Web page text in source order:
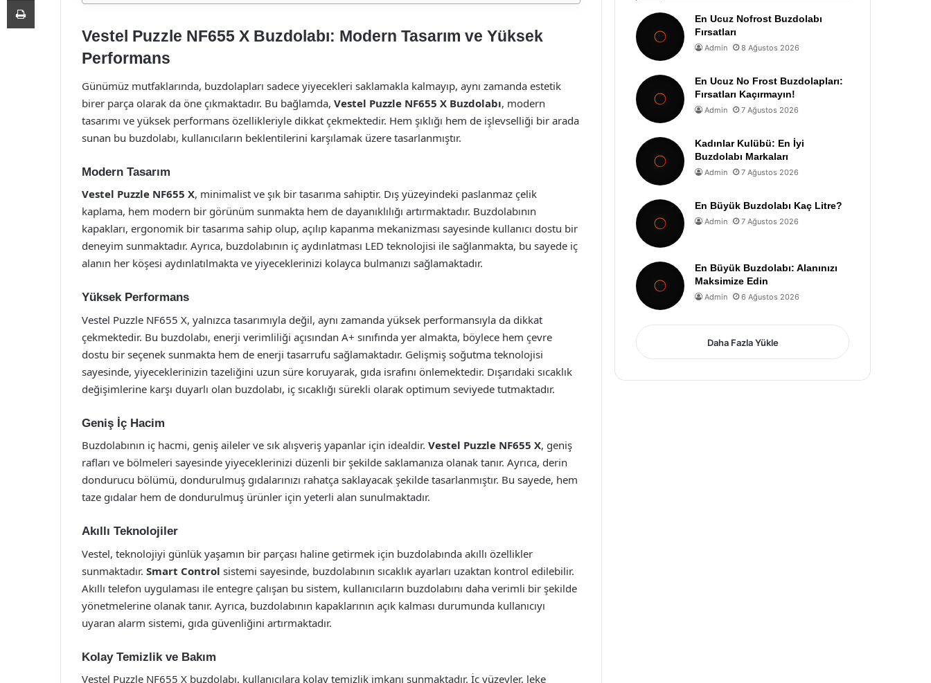
Vestel Puzzle NF655 X Buzdolabı: Modern Tasarım ve Yüksek
Performans
Günümüz mutfaklarında, buzdolapları sadece yiyecekleri saklamakla kalmayıp, aynı zamanda estetik
birer parça olarak da öne çıkmaktadır. Bu bağlamda, Vestel Puzzle NF655 X Buzdolabı, modern
tasarımı ve yüksek performans özellikleriyle dikkat çekmektedir. Hem şıklığı hem de işlevselliği bir arada
sunan bu buzdolabı, kullanıcıların beklentilerini karşılamak üzere tasarlanmıştır.
Modern Tasarım
Vestel Puzzle NF655 X, minimalist ve şık bir tasarıma sahiptir. Dış yüzeyindeki paslanmaz çelik
kaplama, hem modern bir görünüm sunmakta hem de dayanıklılığı artırmaktadır. Buzdolabının
kapakları, ergonomik bir tasarıma sahip olup, açılıp kapanma mekanizması sayesinde kullanıcı dostu bir
deneyim sunmaktadır. Ayrıca, buzdolabının iç aydınlatması LED teknolojisi ile sağlanmakta, bu sayede iç
alanın her köşesi aydınlatılmakta ve yiyeceklerinizi kolayca bulmanızı sağlamaktadır.
Yüksek Performans
Vestel Puzzle NF655 X, yalnızca tasarımıyla değil, aynı zamanda yüksek performansıyla da dikkat
çekmektedir. Bu buzdolabı, enerji verimliliği açısından A+ sınıfında yer almakta, böylece hem çevre
dostu bir seçenek sunmakta hem de enerji tasarrufu sağlamaktadır. Gelişmiş soğutma teknolojisi
sayesinde, yiyeceklerinizin tazeliğini uzun süre koruyarak, gıda israfını önlemektedir. Dışarıdaki sıcaklık
değişimlerine karşı duyarlı olan buzdolabı, iç sıcaklığı sürekli olarak optimum seviyede tutmaktadır.
Geniş İç Hacim
Buzdolabının iç hacmi, geniş aileler ve sık alışveriş yapanlar için idealdir. Vestel Puzzle NF655 X, geniş
rafları ve bölmeleri sayesinde yiyeceklerinizi düzenli bir şekilde saklamanıza olanak tanır. Ayrıca, derin
dondurucu bölümü, dondurulmuş gıdalarınızı rahatça saklayacak şekilde tasarlanmıştır. Bu sayede, hem
taze gıdalar hem de dondurulmuş ürünler için yeterli alan sunulmaktadır.
Akıllı Teknolojiler
Vestel, teknolojiyi günlük yaşamın bir parçası haline getirmek için buzdolabında akıllı özellikler
sunmaktadır. Smart Control sistemi sayesinde, buzdolabının sıcaklık ayarları uzaktan kontrol edilebilir.
Akıllı telefon uygulaması ile entegre çalışan bu sistem, kullanıcıların buzdolabını daha verimli bir şekilde
yönetmelerine olanak tanır. Ayrıca, buzdolabının kapaklarının açık kalması durumunda kullanıcıyı
uyaran alarm sistemi, gıda güvenliğini artırmaktadır.
Kolay Temizlik ve Bakım
Vestel Puzzle NF655 X buzdolabı, kullanıcılara kolay temizlik imkanı sunmaktadır. İç yüzeyler, leke
En Ucuz Nofrost Buzdolabı
Fırsatları
Admin 8 Ağustos 2026
En Ucuz No Frost Buzdolapları:
Fırsatları Kaçırmayın!
Admin 7 Ağustos 2026
Kadınlar Kulübü: En İyi
Buzdolabı Markaları
Admin 7 Ağustos 2026
En Büyük Buzdolabı Kaç Litre?
Admin 7 Ağustos 2026
En Büyük Buzdolabı: Alanınızı
Maksimize Edin
Admin 6 Ağustos 2026
Daha Fazla Yükle